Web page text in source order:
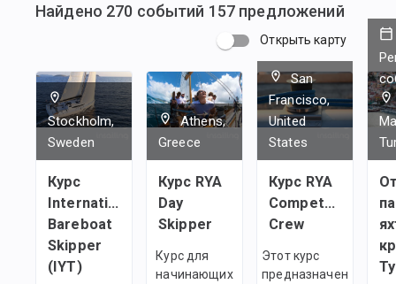
Найдено 270 событий 157 предложений
Открыть карту
Stockholm,
Sweden
Курс
International
Bareboat
Skipper
(IYT)
Athens,
Greece
Курс RYA
Day
Skipper
Курс для
начинающих
San
Francisco,
United
States
Курс RYA
Competent
Crew
Этот курс
предназначен